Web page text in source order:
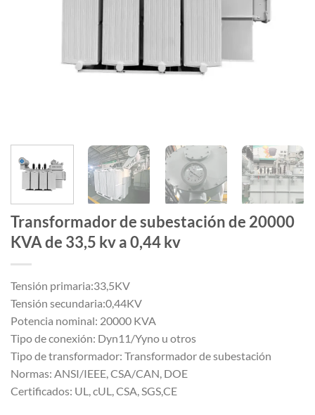
Transformador de subestación de 20000
KVA de 33,5 kv a 0,44 kv
Tensión primaria:33,5KV
Tensión secundaria:0,44KV
Potencia nominal: 20000 KVA
Tipo de conexión: Dyn11/Yyno u otros
Tipo de transformador: Transformador de subestación
Normas: ANSI/IEEE, CSA/CAN, DOE
Certificados: UL, cUL, CSA, SGS,CE